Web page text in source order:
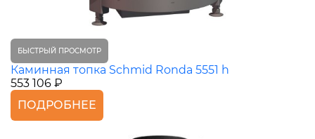
БЫСТРЫЙ ПРОСМОТР
Каминная топка Schmid Ronda 5551 h
553 106 ₽
ПОДРОБНЕЕ